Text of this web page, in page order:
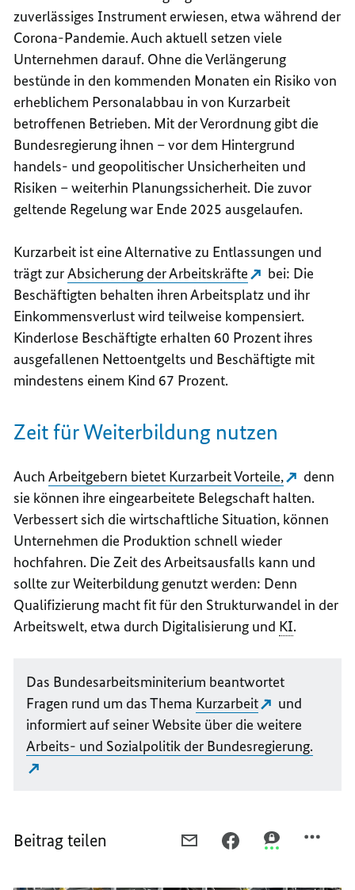
zuverlässiges Instrument erwiesen, etwa während der
Corona-Pandemie. Auch aktuell setzen viele
Unternehmen darauf. Ohne die Verlängerung
bestünde in den kommenden Monaten ein Risiko von
erheblichem Personalabbau in von Kurzarbeit
betroffenen Betrieben. Mit der Verordnung gibt die
Bundesregierung ihnen – vor dem Hintergrund
handels- und geopolitischer Unsicherheiten und
Risiken – weiterhin Planungssicherheit. Die zuvor
geltende Regelung war Ende 2025 ausgelaufen.
Kurzarbeit ist eine Alternative zu Entlassungen und
trägt zurAbsicherung der Arbeitskräfte
bei: Die
Beschäftigten behalten ihren Arbeitsplatz und ihr
Einkommensverlust wird teilweise kompensiert.
Kinderlose Beschäftigte erhalten 60 Prozent ihres
ausgefallenen Nettoentgelts und Beschäftigte mit
mindestens einem Kind 67 Prozent.
Zeit für Weiterbildung nutzen
AuchArbeitgebern bietet Kurzarbeit Vorteile,
denn
sie können ihre eingearbeitete Belegschaft halten.
Verbessert sich die wirtschaftliche Situation, können
Unternehmen die Produktion schnell wieder
hochfahren. Die Zeit des Arbeitsausfalls kann und
sollte zur Weiterbildung genutzt werden: Denn
Qualifizierung macht fit für den Strukturwandel in der
Arbeitswelt, etwa durch Digitalisierung und KI.
Das Bundesarbeitsminiterium beantwortet
Fragen rund um das Thema Kurzarbeit
und
informiert auf seiner Website über die weitere
Arbeits- und Sozialpolitik der Bundesregierung.
Beitrag teilen